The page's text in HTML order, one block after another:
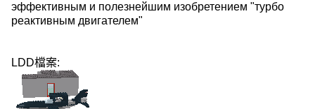
эффективным и полезнейшим изобретением "турбо
реактивным двигателем"
LDD檔案: